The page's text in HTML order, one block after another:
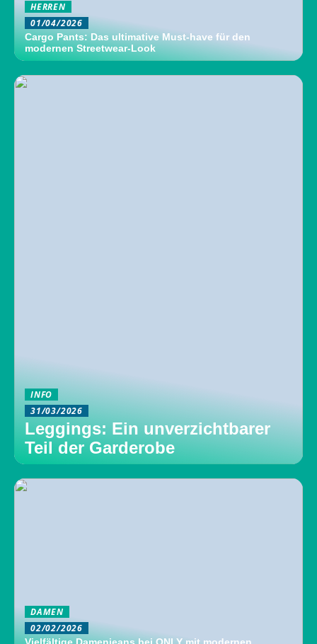
HERREN
01/04/2026
Cargo Pants: Das ultimative Must-have für den
modernen Streetwear-Look
INFO
31/03/2026
Leggings: Ein unverzichtbarer
Teil der Garderobe
DAMEN
02/02/2026